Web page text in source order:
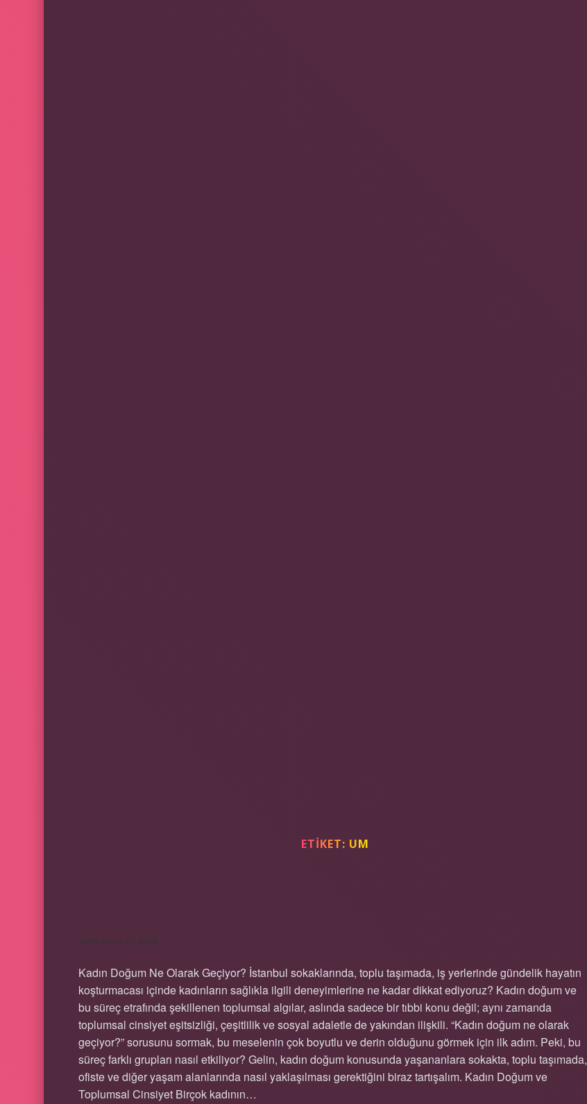
ETIKET: UM
Tarih: Aralık 27, 2025
Kadın Doğum Ne Olarak Geçiyor? İstanbul sokaklarında, toplu taşımada, iş yerlerinde gündelik hayatın
koşturmacası içinde kadınların sağlıkla ilgili deneyimlerine ne kadar dikkat ediyoruz? Kadın doğum ve
bu süreç etrafında şekillenen toplumsal algılar, aslında sadece bir tıbbi konu değil; aynı zamanda
toplumsal cinsiyet eşitsizliği, çeşitlilik ve sosyal adaletle de yakından ilişkili. “Kadın doğum ne olarak
geçiyor?” sorusunu sormak, bu meselenin çok boyutlu ve derin olduğunu görmek için ilk adım. Peki, bu
süreç farklı grupları nasıl etkiliyor? Gelin, kadın doğum konusunda yaşananlara sokakta, toplu taşımada,
ofiste ve diğer yaşam alanlarında nasıl yaklaşılması gerektiğini biraz tartışalım. Kadın Doğum ve
Toplumsal Cinsiyet Birçok kadının…